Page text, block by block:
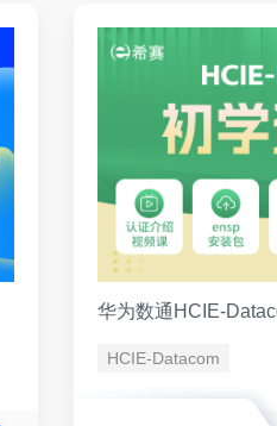
华为数通HCIE-
HCIE-Datacom